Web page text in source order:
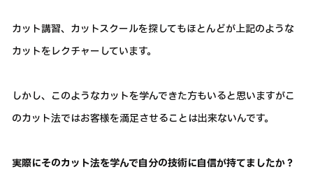
カット講習、カットスクールを探してもほとんどが上記のような
カットをレクチャーしています。
しかし、このようなカットを学んできた方もいると思いますがこ
のカット法ではお客様を満足させることは出来ないんです。
実際にそのカット法を学んで自分の技術に自信が持てましたか？